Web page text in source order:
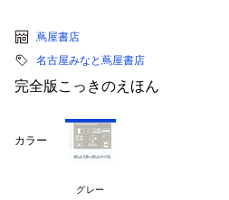
蔦屋書店
名古屋みなと蔦屋書店
完全版こっきのえほん
カラー
グレー